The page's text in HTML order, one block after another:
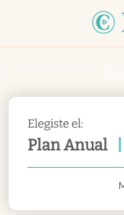
Elegiste el:
Plan Anual